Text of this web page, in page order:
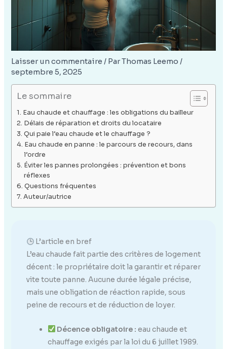
Laisser un commentaire / ParThomas Leemo /
septembre 5, 2025
Le sommaire
Eau chaude et chauffage : les obligations du bailleur
Délais de réparation et droits du locataire
Qui paie l’eau chaude et le chauffage ?
Eau chaude en panne : le parcours de recours, dans
l’ordre
Éviter les pannes prolongées : prévention et bons
réflexes
Questions fréquentes
Auteur/autrice
L’article en bref
L’eau chaude fait partie des critères de logement
décent : le propriétaire doit la garantir et réparer
vite toute panne. Aucune durée légale précise,
mais une obligation de réaction rapide, sous
peine de recours et de réduction de loyer.
Décence obligatoire : eau chaude et
chauffage exigés par la loi du 6 juillet 1989.